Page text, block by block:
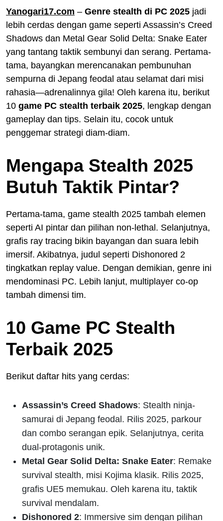
Yanogari17.com – Genre stealth di PC 2025 jadi
lebih cerdas dengan game seperti Assassin’s Creed
Shadows dan Metal Gear Solid Delta: Snake Eater
yang tantang taktik sembunyi dan serang. Pertama-
tama, bayangkan merencanakan pembunuhan
sempurna di Jepang feodal atau selamat dari misi
rahasia—adrenalinnya gila! Oleh karena itu, berikut
10 game PC stealth terbaik 2025, lengkap dengan
gameplay dan tips. Selain itu, cocok untuk
penggemar strategi diam-diam.
Mengapa Stealth 2025
Butuh Taktik Pintar?
Pertama-tama, game stealth 2025 tambah elemen
seperti AI pintar dan pilihan non-lethal. Selanjutnya,
grafis ray tracing bikin bayangan dan suara lebih
imersif. Akibatnya, judul seperti Dishonored 2
tingkatkan replay value. Dengan demikian, genre ini
mendominasi PC. Lebih lanjut, multiplayer co-op
tambah dimensi tim.
10 Game PC Stealth
Terbaik 2025
Berikut daftar hits yang cerdas:
Assassin’s Creed Shadows: Stealth ninja-
samurai di Jepang feodal. Rilis 2025, parkour
dan combo serangan epik. Selanjutnya, cerita
dual-protagonis unik.
Metal Gear Solid Delta: Snake Eater: Remake
survival stealth, misi Kojima klasik. Rilis 2025,
grafis UE5 memukau. Oleh karena itu, taktik
survival mendalam.
Dishonored 2: Immersive sim dengan pilihan